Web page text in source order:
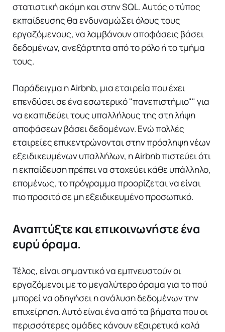
στατιστική ακόμη και στην SQL. Αυτός ο τύπος
εκπαίδευσης θα ενδυναμώΣει όλους τους
εργαζόμενους, να λαμβάνουν αποφάσεις βάσει
δεδομένων, ανεξάρτητα από το ρόλο ή το τμήμα
τους.
Παράδειγμα η Airbnb, μια εταιρεία που έχει
επενδύσει σε ένα εσωτερικό "πανεπιστήμιο"" για
να εκαπιδεύει τους υπαλλήλους της στη λήψη
αποφάσεων βάσει δεδομένων. Ενώ πολλές
εταιρείες επικεντρώνονται στην πρόσληψη νέων
εξειδικευμένων υπαλλήλων, η Airbnb πιστεύει ότι
η εκπαίδευση πρέπει να στοχεύει κάθε υπάλληλο,
επομένως, το πρόγραμμα προορίζεται να είναι
πιο προσιτό σε μη εξειδικευμένο προσωπικό.
Αναπτύξτε και επικοινωνήστε ένα
ευρύ όραμα.
Τέλος, είναι σημαντικό να εμπνευστούν οι
εργαζόμενοι με το μεγαλύτερο όραμα για το πού
μπορεί να οδηγήσει η ανάλυση δεδομένων την
επιχείρηση. Αυτό είναι ένα από τα βήματα που οι
περισσότερες ομάδες κάνουν εξαιρετικά καλά